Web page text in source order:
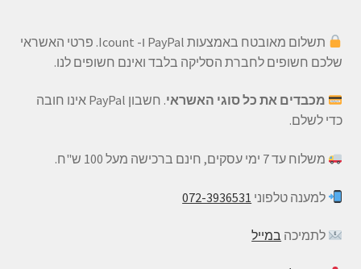
תשלום מאובטח באמצעות PayPal ו- Icount. פרטי האשראי
שלכם חשופים לחברת הסליקה בלבד ואינם חשופים לנו.
מכבדים את כל סוגי האשראי
. חשבון PayPal אינו חובה
כדי לשלם.
משלוח עד 7 ימי עסקים, חינם ברכישה מעל 100 ש"ח.
למענה טלפוני 072-3936531
לתמיכה במייל